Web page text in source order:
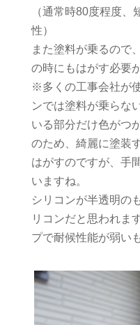
（通常時80度程度
性）
また塗料が乗るので
の時にもはがす必要
※多くの工事会社が
ンでは塗料が乗らな
いる部分だけ色がつ
のため、綺麗に塗装
はがすのですが、手
いますね。
シリコンが半透明の
リコンだと思われま
プで耐候性能が弱い